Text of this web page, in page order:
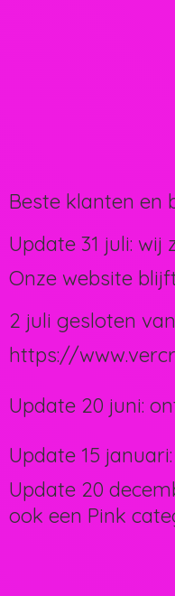
Beste klanten en
Update 31 juli:
Onze website
2 juli gesloten
https://
Update 20 juni:
Update 15
Update 20
ook een Pink